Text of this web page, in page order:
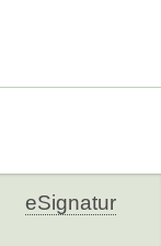
eSignatur